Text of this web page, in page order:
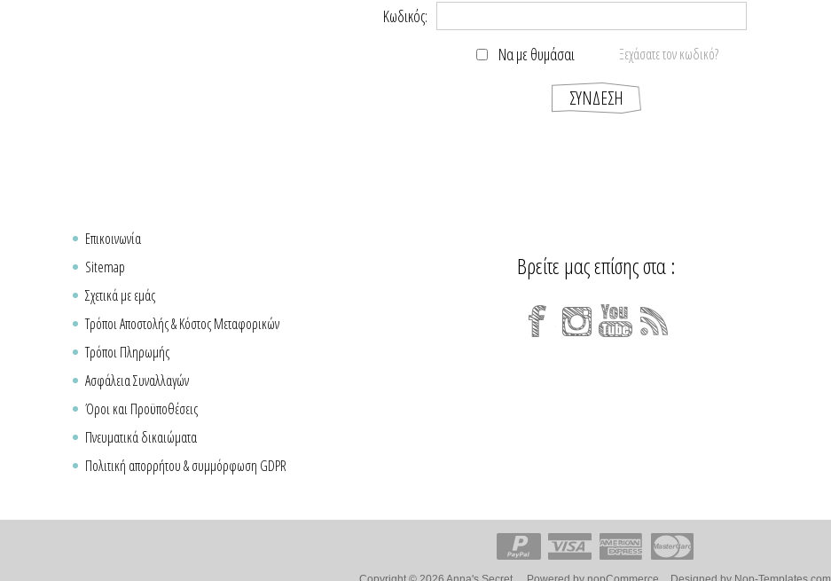
Κωδικός:
Να με θυμάσαι
Ξεχάσατε τον κωδικό?
Επικοινωνία
Sitemap
Σχετικά με εμάς
Τρόποι Αποστολής & Κόστος Μεταφορικών
Τρόποι Πληρωμής
Ασφάλεια Συναλλαγών
Όροι και Προϋποθέσεις
Πνευματικά δικαιώματα
Πολιτική απορρήτου & συμμόρφωση GDPR
Βρείτε μας επίσης στα :